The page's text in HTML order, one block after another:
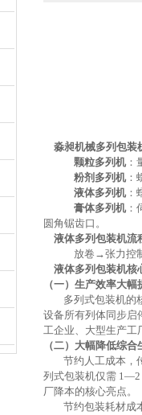
淼昶机械多列包装
颗粒多列机：
粉剂多列机：
液体多列机：
膏体多列机：
圆角锯齿口。
液体多列包装机流
放卷 →张力控
液体多列包装机核
（一）生产效率大
多列式包装机的
设备所有列体同步启
工企业、大型生产工
（二）大幅降低综
节约人工成本 ，
列式包装机仅需 1—2
厂降本的核心亮点。
节约包装耗材成